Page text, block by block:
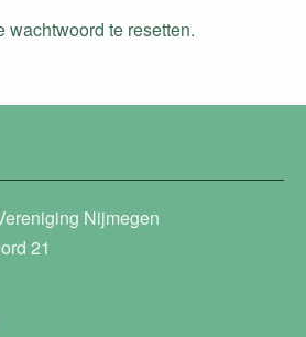
wachtwoord te resetten.
Nijmegen
21